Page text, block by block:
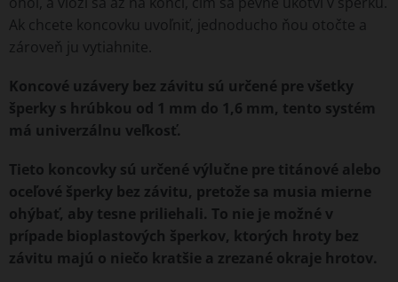
Ak chcete koncovku uvoľniť, jednoducho ňou otočte a
zároveň ju vytiahnite.
Koncové uzávery bez závitu sú určené pre všetky
šperky s hrúbkou od 1 mm do 1,6 mm, tento systém
má univerzálnu veľkosť.
Tieto koncovky sú určené výlučne pre titánové alebo
oceľové šperky bez závitu, pretože sa musia mierne
ohýbať, aby tesne priliehali. To nie je možné v
prípade bioplastových šperkov, ktorých hroty bez
závitu majú o niečo kratšie a zrezané okraje hrotov.